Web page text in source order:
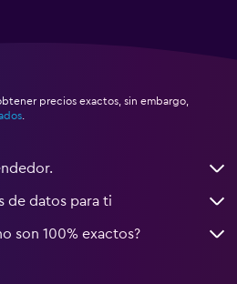
precios exactos, sin embargo,
de datos para ti
son 100% exactos?